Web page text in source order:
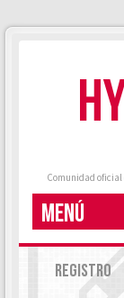
Comunidad
MENÚ
REGISTRO